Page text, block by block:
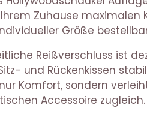
Zuhause maximalen
Größe
Reißverschluss ist
und Rückenkissen
Komfort, sondern
Accessoire zugleich.